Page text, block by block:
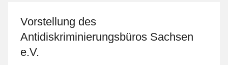
Vorstellung des
Antidiskriminierungsbüros Sachsen
e.V.